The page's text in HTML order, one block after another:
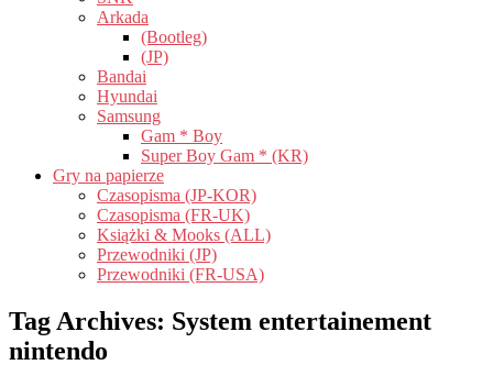
Arkada
(Bootleg)
(JP)
Bandai
Hyundai
Samsung
Gam * Boy
Super Boy Gam * (KR)
Gry na papierze
Czasopisma (JP-KOR)
Czasopisma (FR-UK)
Książki & Mooks (ALL)
Przewodniki (JP)
Przewodniki (FR-USA)
Tag Archives: System entertainement
nintendo